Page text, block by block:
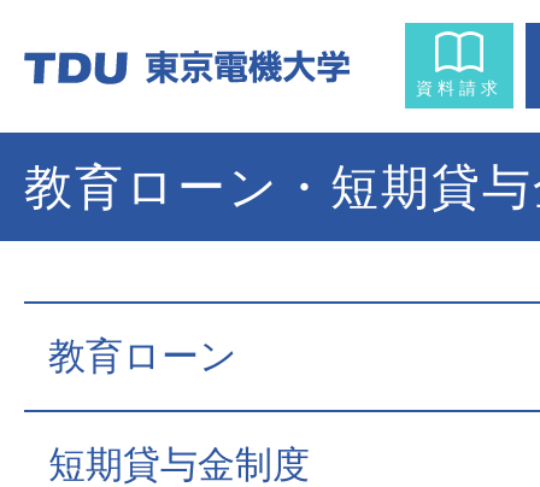
資料請求
教育ローン・短期貸
教育ローン
短期貸与金制度